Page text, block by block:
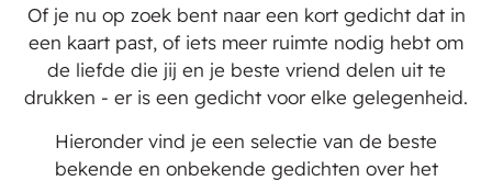
Of je nu op zoek bent naar een kort gedicht dat in
een kaart past, of iets meer ruimte nodig hebt om
de liefde die jij en je beste vriend delen uit te
drukken - er is een gedicht voor elke gelegenheid.
Hieronder vind je een selectie van de beste
bekende en onbekende gedichten over het